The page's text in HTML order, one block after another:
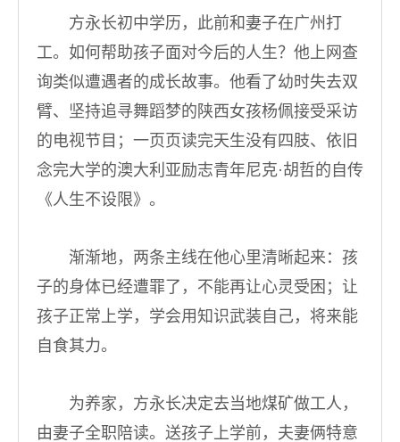
方永长初中学历，此前和妻子在广州打
工。如何帮助孩子面对今后的人生？他上网查
询类似遭遇者的成长故事。他看了幼时失去双
臂、坚持追寻舞蹈梦的陕西女孩杨佩接受采访
的电视节目；一页页读完天生没有四肢、依旧
念完大学的澳大利亚励志青年尼克·胡哲的自传
《人生不设限》。
渐渐地，两条主线在他心里清晰起来：孩
子的身体已经遭罪了，不能再让心灵受困；让
孩子正常上学，学会用知识武装自己，将来能
自食其力。
为养家，方永长决定去当地煤矿做工人，
由妻子全职陪读。送孩子上学前，夫妻俩特意